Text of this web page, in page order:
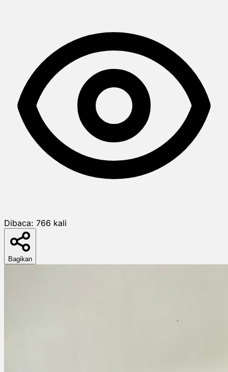
Dibaca: 766 kali
Bagikan